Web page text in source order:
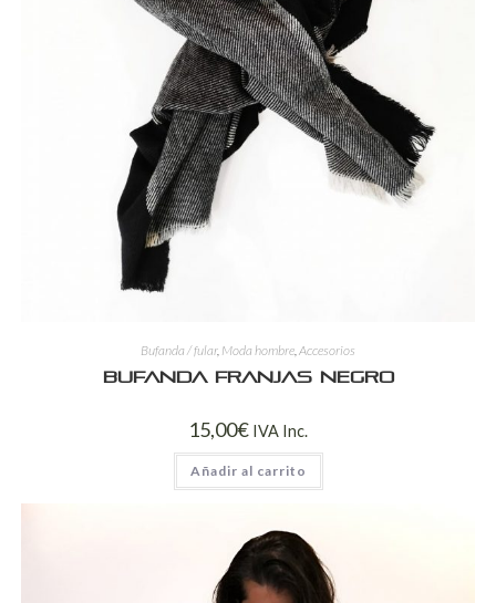
Bufanda / fular, Moda hombre Accesorios
Bufanda franjas negro
15,00€ IVA Inc.
Añadir al carrito